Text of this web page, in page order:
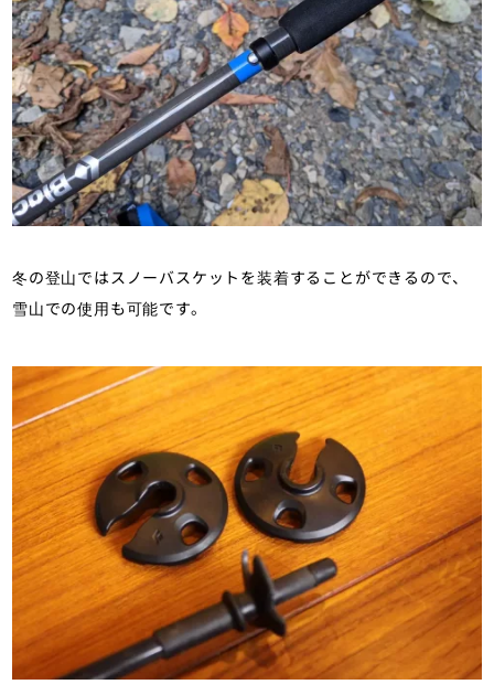
冬の登山ではスノーバスケットを装着することができるので、
雪山での使用も可能です。